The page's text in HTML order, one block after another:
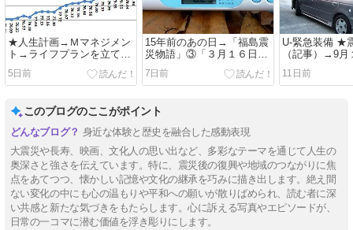
★人生計画→Ｍマネジメン
ト→ライフプランを立てる
視点②→10万時間の法則と
は？上手なお金の使い方
5日前
15年前のあの日→「福島震
災物語」③「３月１６日か
ら１８日」（日記より）
他、最新地震情報！！
7日前
U-緊急装備 ★
（記事）→9月
の日」⇒｢備え
なし！」（車
11日前
このブログのここがポイント
身近な体験と歴史を融合した感動表現
大震災や長寿、映画、文化人の思い出など、多彩なテーマを通じて人生の
奥深さと強さを伝えています。特に、震災後の復興や地域のつながりに焦
点をあてつつ、懐かしい記憶や文化の継承を巧みに描き出します。絶え間
ない変化の中にも心の温もりや平和への願いが散りばめられ、読む者に深
い共感と新たな気づきをもたらします。心に訴える写真やエピソードが、
日常の一コマに潜む価値を浮き彫りにします。